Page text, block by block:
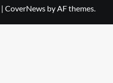
| CoverNewsby AF themes.